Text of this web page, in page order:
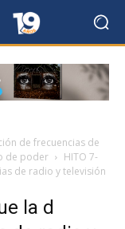
de frecuencias de
de poder
HITO 7-
de radio y televisión
la d